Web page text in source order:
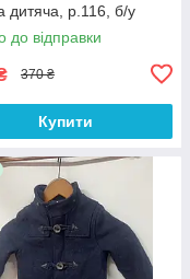
дитяча, р.116, б/у
до відправки
370 ₴
Купити